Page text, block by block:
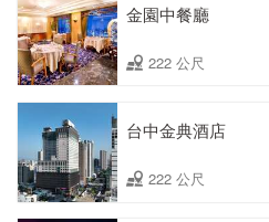
金園中餐廳
222 公尺
台中金典酒店
222 公尺